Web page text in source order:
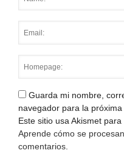
Guarda mi nombre,
navegador para la próxima
Este sitio usa Akismet para
Aprende cómo se
comentarios